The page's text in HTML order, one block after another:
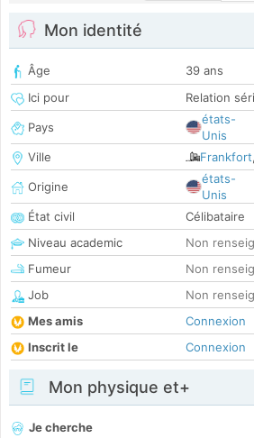
Mon identité
Âge
39 ans
Ici pour
Relation
Pays
états-
Unis
Ville
Frankfort,
Origine
états-
Unis
État civil
Célibataire
Niveau academic
Non
Fumeur
Non
Job
Non
Mes amis
Connexion
Inscrit le
Connexion
Mon physique et+
Je cherche